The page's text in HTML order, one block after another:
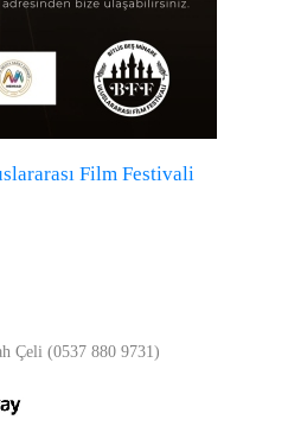
Film Festivali
Çeli (0537 880 9731)